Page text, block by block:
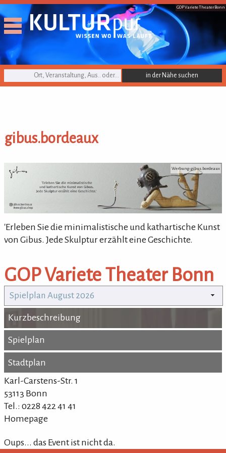
GOP Variete Theater Bonn
KULTURpur Suche
gibus.bordeaux
gibus.bordeaux Werbung: gibus.bordeaux
'Erleben Sie die minimalistische und kathartische Kunst
von Gibus. Jede Skulptur erzählt eine Geschichte.
GOP Variete Theater Bonn
Spielplan August 2026
Kurzbeschreibung
Kurzbeschreibung
Spielplan
Spielplan
Stadtplan
Stadtplan
Karl-Carstens-Str. 1
53113 Bonn
Tel.: 0228 422 41 41
Homepage
Oups... das Event ist nicht da.